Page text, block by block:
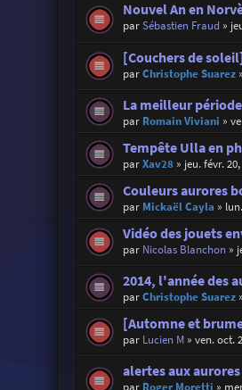
Nouvel An en
parSébastien Fraud»
[Couchers de soleil]
parChristophe Suarez»
La meilleur
par Romain Viviani »
Tempête Ulla en
parXav28» jeu. févr.
Couleurs aurores
par Mickaël Cayla »
Vidéo des jouets
par Nicolas Blanchon»
2014, l'année des
parChristophe Suarez»
[Automne et
par Lucien M» ven. oct.
alertes aux aurores